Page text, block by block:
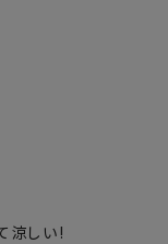
涼しい!